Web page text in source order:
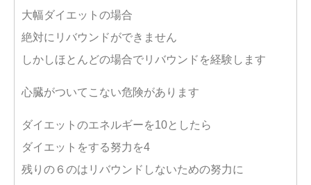
大幅ダイエットの場合
絶対にリバウンドができません
しかしほとんどの場合でリバウンドを経験します
心臓がついてこない危険があります
ダイエットのエネルギーを10としたら
ダイエットをする努力を4
残りの６のはリバウンドしないための努力に